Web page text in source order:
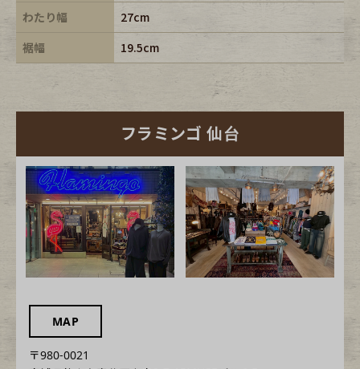
わたり幅
27cm
裾幅
19.5cm
フラミンゴ 仙台
MAP
〒980-0021